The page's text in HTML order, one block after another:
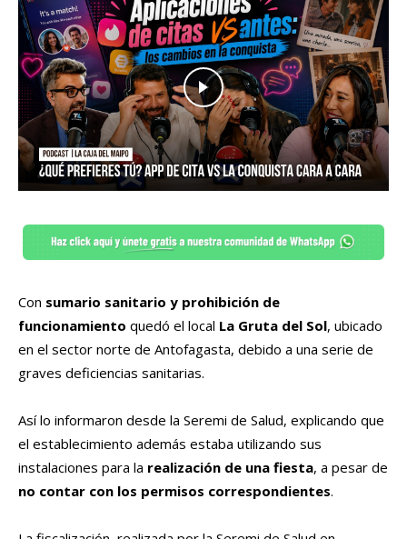
Con sumario sanitario y prohibición de
funcionamiento quedó el local La Gruta del Sol, ubicado
en el sector norte de Antofagasta, debido a una serie de
graves deficiencias sanitarias.
Así lo informaron desde la Seremi de Salud, explicando que
el establecimiento además estaba utilizando sus
instalaciones para la realización de una fiesta, a pesar de
no contar con los permisos correspondientes.